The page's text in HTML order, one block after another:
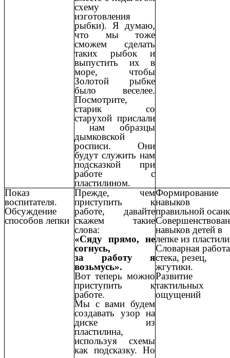
схему
изготовления
рыбки). Я думаю,
что мы тоже
сможем сделать
таких рыбок и
выпустить их в
море, чтобы
Золотой рыбке
было веселее.
Посмотрите,
старик со
старухой прислали
нам образцы
дымковской
росписи. Они
будут служить нам
подсказкой при
работе с
пластилином.
Показ
воспитателя.
Обсуждение
способов лепки
Прежде, чем
приступить к
работе, давайте
скажем такие
слова:
«Сяду прямо, не
согнусь,
за работу я
возьмусь».
Вот теперь можно
приступить к
работе.
Мы с вами будем
создавать узор на
диске из
пластилина,
используя схемы
как подсказку. Но
Формирование
навыков
правильной
навыков детей в
лепке из
Словарная
стека, резец,
жгутики.
Развитие
тактильных
ощущений